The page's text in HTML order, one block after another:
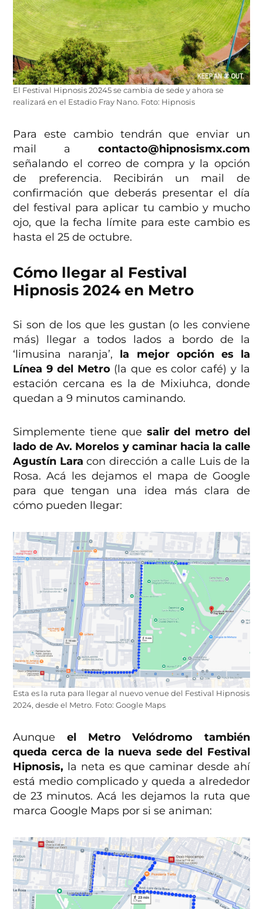
El Festival Hipnosis 20245 se cambia de sede y ahora se
realizará en el Estadio Fray Nano. Foto: Hipnosis
Para este cambio tendrán que enviar un
mail a contacto@hipnosismx.com
señalando el correo de compra y la opción
de preferencia. Recibirán un mail de
confirmación que deberás presentar el día
del festival para aplicar tu cambio y mucho
ojo, que la fecha límite para este cambio es
hasta el 25 de octubre.
Cómo llegar al Festival
Hipnosis 2024 en Metro
Si son de los que les gustan (o les conviene
más) llegar a todos lados a bordo de la
‘limusina naranja’, la mejor opción es la
Línea 9 del Metro(la que es color café) y la
estación cercana es la de Mixiuhca, donde
quedan a 9 minutos caminando.
Simplemente tiene que salir del metro del
lado de Av. Morelos y caminar hacia la calle
Agustín Laracon dirección a calle Luis de la
Rosa. Acá les dejamos el mapa de Google
para que tengan una idea más clara de
cómo pueden llegar:
Esta es la ruta para llegar al nuevo venue del Festival Hipnosis
2024, desde el Metro. Foto: Google Maps
Aunque el Metro Velódromo también
queda cerca de la nueva sede del Festival
Hipnosis, la neta es que caminar desde ahí
está medio complicado y queda a alrededor
de 23 minutos. Acá les dejamos la ruta que
marca Google Maps por si se animan: